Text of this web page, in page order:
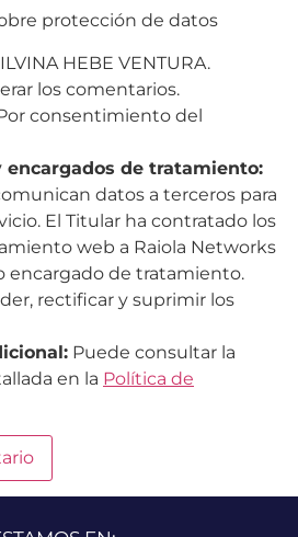
protección de datos
HEBE VENTURA.
los comentarios.
consentimiento del
encargados de tratamiento:
datos a terceros para
El Titular ha contratado los
web a Raiola Networks
encargado de tratamiento.
rectificar y suprimir los
Puede consultar la
en la Política de